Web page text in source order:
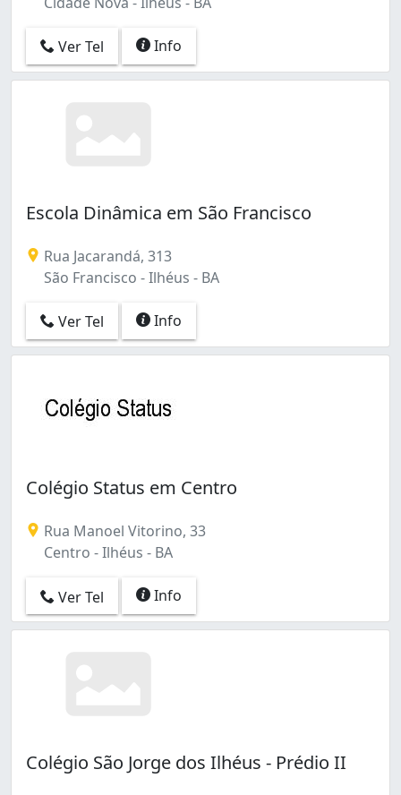
Ver Tel Info
Escola Dinâmica em São Francisco
Rua Jacarandá, 313
São Francisco - Ilhéus - BA
Ver Tel Info
Colégio Status em Centro
Rua Manoel Vitorino, 33
Centro - Ilhéus - BA
Ver Tel Info
Colégio São Jorge dos Ilhéus - Prédio II